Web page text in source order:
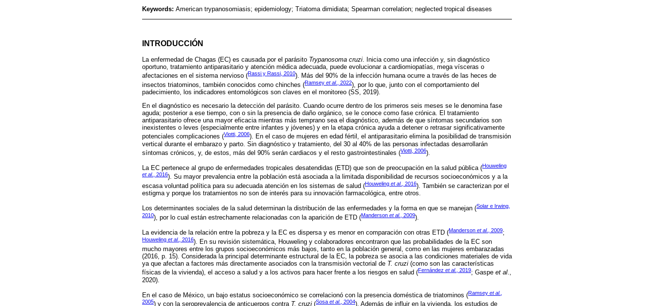
Keywords: American trypanosomiasis; epidemiology; Triatoma dimidiata; Spearman correlation; neglected tropical diseases
INTRODUCCIÓN
La enfermedad de Chagas (EC) es causada por el parásito Trypanosoma cruzi. Inicia como una infección y, sin diagnóstico
oportuno, tratamiento antiparasitario y atención médica adecuada, puede evolucionar a cardiomiopatías, mega vísceras o
afectaciones en el sistema nervioso (Rassi y Rassi, 2010). Más del 90% de la infección humana ocurre a través de las heces de
insectos triatominos, también conocidos como chinches (Ramsey et al., 2022), por lo que, junto con el comportamiento del
padecimiento, los indicadores entomológicos son claves en el monitoreo (SS, 2019).
En el diagnóstico es necesario la detección del parásito. Cuando ocurre dentro de los primeros seis meses se le denomina fase
aguda; posterior a ese tiempo, con o sin la presencia de daño orgánico, se le conoce como fase crónica. El tratamiento
antiparasitario ofrece una mayor eficacia mientras más temprano sea el diagnóstico, además de que síntomas secundarios son
inexistentes o leves (especialmente entre infantes y jóvenes) y en la etapa crónica ayuda a detener o retrasar significativamente
potenciales complicaciones (Viotti, 2006). En el caso de mujeres en edad fértil, el antiparasitario elimina la posibilidad de transmisión
vertical durante el embarazo y parto. Sin diagnóstico y tratamiento, del 30 al 40% de las personas infectadas desarrollarán
síntomas crónicos, y, de estos, más del 90% serán cardiacos y el resto gastrointestinales (Viotti, 2006).
La EC pertenece al grupo de enfermedades tropicales desatendidas (ETD) que son de preocupación en la salud pública (Houweling
et al., 2016). Su mayor prevalencia entre la población está asociada a la limitada disponibilidad de recursos socioeconómicos y a la
escasa voluntad política para su adecuada atención en los sistemas de salud (Houweling et al., 2016). También se caracterizan por el
estigma y porque los tratamientos no son de interés para su innovación farmacológica, entre otros.
Los determinantes sociales de la salud determinan la distribución de las enfermedades y la forma en que se manejan (Solar e Irwing,
2010), por lo cual están estrechamente relacionadas con la aparición de ETD (Manderson et al., 2009).
La evidencia de la relación entre la pobreza y la EC es dispersa y es menor en comparación con otras ETD (Manderson et al., 2009;
Houweling et al., 2016). En su revisión sistemática, Houweling y colaboradores encontraron que las probabilidades de la EC son
mucho mayores entre los grupos socioeconómicos más bajos, tanto en la población general, como en las mujeres embarazadas
(2016, p. 15). Considerada la principal determinante estructural de la EC, la pobreza se asocia a las condiciones materiales de vida
ya que afectan a factores más directamente asociados con la transmisión vectorial de T. cruzi (como son las características
físicas de la vivienda), el acceso a salud y a los activos para hacer frente a los riesgos en salud (Fernández et al., 2019; Gaspe et al.,
2020).
En el caso de México, un bajo estatus socioeconómico se correlacionó con la presencia doméstica de triatominos (Ramsey et al.,
2005) y con la seroprevalencia de anticuerpos contra T. cruzi (Sosa et al., 2004). Además de influir en la vivienda, los estudios de